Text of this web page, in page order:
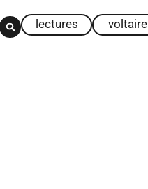
lectures voltaire